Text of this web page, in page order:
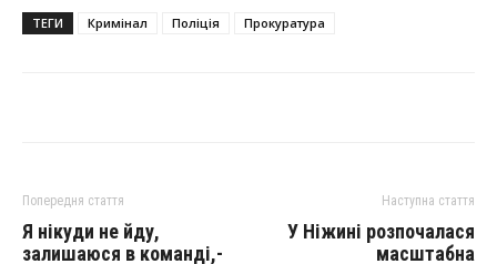
ТЕГИ Кримінал Поліція Прокуратура
Попередня стаття
Я нікуди не йду,
залишаюся в команді,-
Наступна стаття
У Ніжині розпочалася
масштабна